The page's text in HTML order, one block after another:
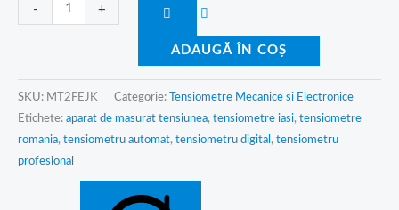
- +
ADAUGĂ ÎN COȘ
SKU: MT2FEJK Categorie: Tensiometre Mecanice si Electronice
Etichete: aparat de masurat tensiunea, tensiometre iasi, tensiometre
romania, tensiometru automat, tensiometru digital , tensiometru
profesional